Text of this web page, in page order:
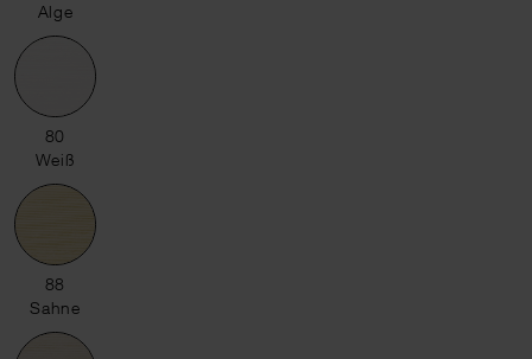
Alge
80 Weiß
80
Weiß
88 Sahne
88
Sahne